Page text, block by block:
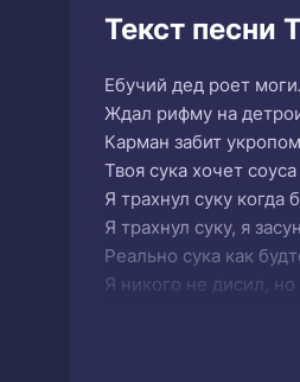
Текст песни
Ебучий дед роет
Ждал рифму на
Карман забит
Твоя сука хочет
Я трахнул суку когда
Я трахнул суку, я
Реально сука как
Я никого не дисил,